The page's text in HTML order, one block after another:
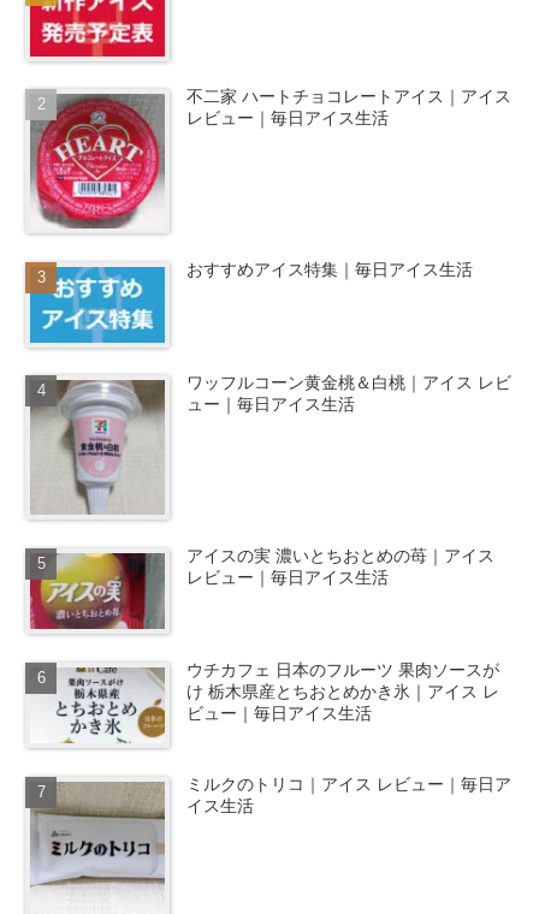
不二家 ハートチョコレートアイス｜アイス
レビュー｜毎日アイス生活
おすすめアイス特集｜毎日アイス生活
ワッフルコーン黄金桃＆白桃｜アイス レビ
ュー｜毎日アイス生活
アイスの実 濃いとちおとめの苺｜アイス
レビュー｜毎日アイス生活
ウチカフェ 日本のフルーツ 果肉ソースが
け 栃木県産とちおとめかき氷｜アイス レ
ビュー｜毎日アイス生活
ミルクのトリコ｜アイス レビュー｜毎日ア
イス生活